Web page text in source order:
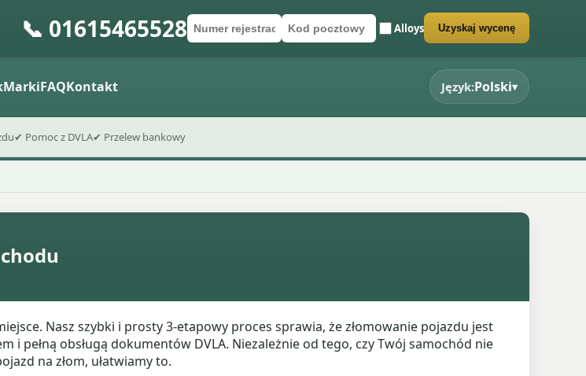
📞 01615465528Numer rejestracyjny
Kod pocztowy Alloys
Wyślij formularz wyceny Uzyskaj wycenę
MarkiFAQKontakt Język:Polski▾
✔ Pomoc z DVLA✔ Przelew bankowy
Nasz szybki i prosty 3-etapowy proces sprawia, że złomowanie pojazdu jest
pełną obsługą dokumentów DVLA. Niezależnie od tego, czy Twój samochód nie
na złom, ułatwiamy to.